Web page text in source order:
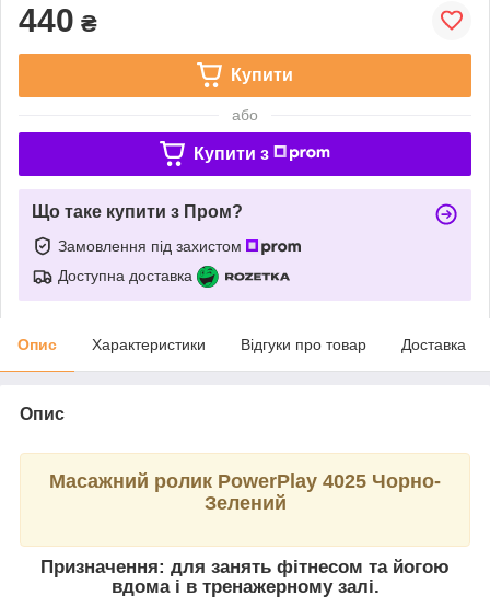
440 ₴
Купити
або
Купити з
Що таке купити з Пром?
Замовлення під захистом
Доступна доставка
Опис Характеристики Відгуки про товар Доставка
Опис
Масажний ролик PowerPlay 4025 Чорно-
Зелений
Призначення: для занять фітнесом та йогою
вдома і в тренажерному залі.